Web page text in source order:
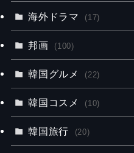
海外ドラマ (17)
邦画 (100)
韓国グルメ (22)
韓国コスメ (10)
韓国旅行 (20)